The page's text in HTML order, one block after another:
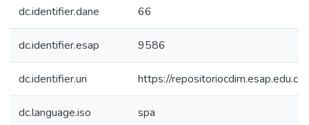
dc.identifier.dane 66
dc.identifier.esap 9586
dc.identifier.uri https://
dc.language.iso spa